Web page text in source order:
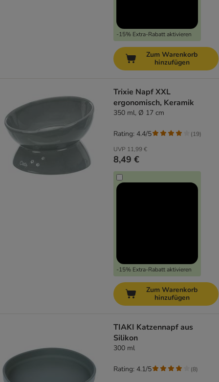
-15% Extra-Rabatt aktivieren
Zum Warenkorb
hinzufügen
Trixie Napf XXL
ergonomisch, Keramik
350 ml, Ø 17 cm
UVP 11,99 €
8,49 €
-15% Extra-Rabatt aktivieren
Rating: 4.4/5 (19)
Zum Warenkorb
hinzufügen
TIAKI Katzennapf aus
Silikon
300 ml
Rating: 4.1/5 (8)